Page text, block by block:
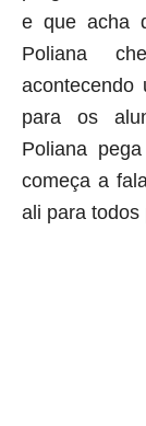
e que acha
Poliana
acontecendo
para os
Poliana
começa a
ali para todos